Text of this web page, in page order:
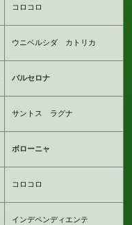
コロコロ
ウニベルシダ カトリカ
バルセロナ
サントス ラグナ
ボローニャ
コロコロ
インデペンディエンテ